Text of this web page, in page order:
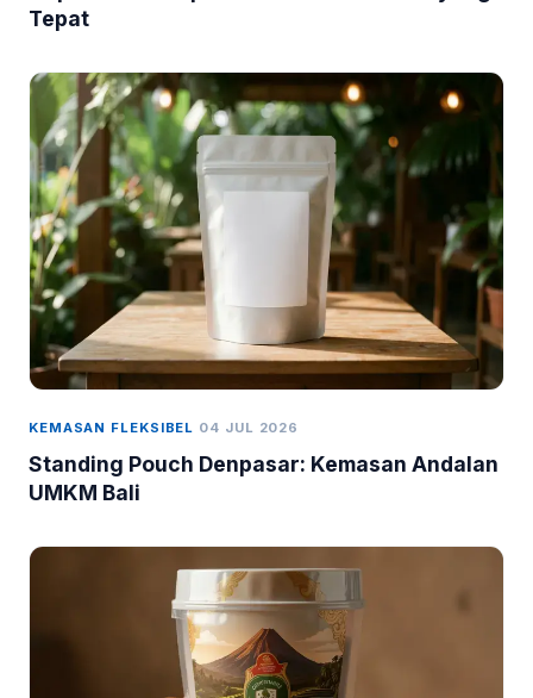
Tepat
KEMASAN FLEKSIBEL 04 JUL 2026
Standing Pouch Denpasar: Kemasan Andalan
UMKM Bali